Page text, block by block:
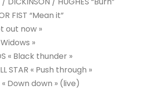
FIST “Mean it”
out now »
»
« Black thunder »
STAR « Push through »
« Down down » (live)